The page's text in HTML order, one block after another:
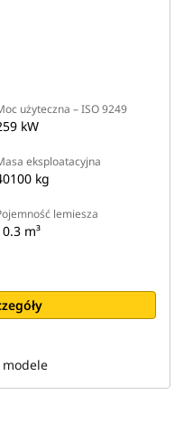
użyteczna – ISO 9249
kW
eksploatacyjna
kg
lemiesza
m³